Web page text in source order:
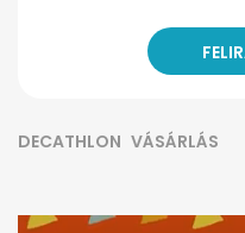
DECATHLON VÁSÁRLÁS